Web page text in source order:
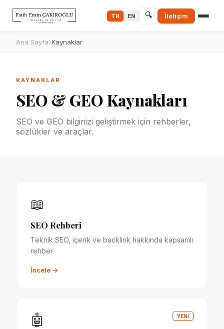
TR EN 🔍 İletişim
Ana Sayfa›Kaynaklar
KAYNAKLAR
SEO & GEO Kaynakları
SEO ve GEO bilginizi geliştirmek için rehberler,
sözlükler ve araçlar.
📖
SEO Rehberi
Teknik SEO, içerik ve backlink hakkında kapsamlı
rehber.
İncele →
🤖 YENİ